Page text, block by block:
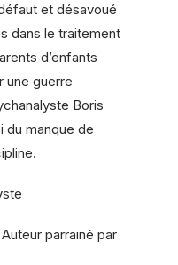
et désavoué
dans le traitement
d’enfants
une guerre
Boris
du manque de
parrainé par